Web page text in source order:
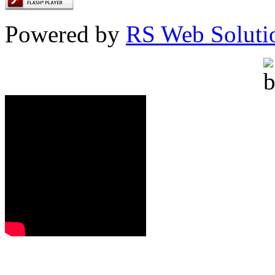
Powered by RS Web